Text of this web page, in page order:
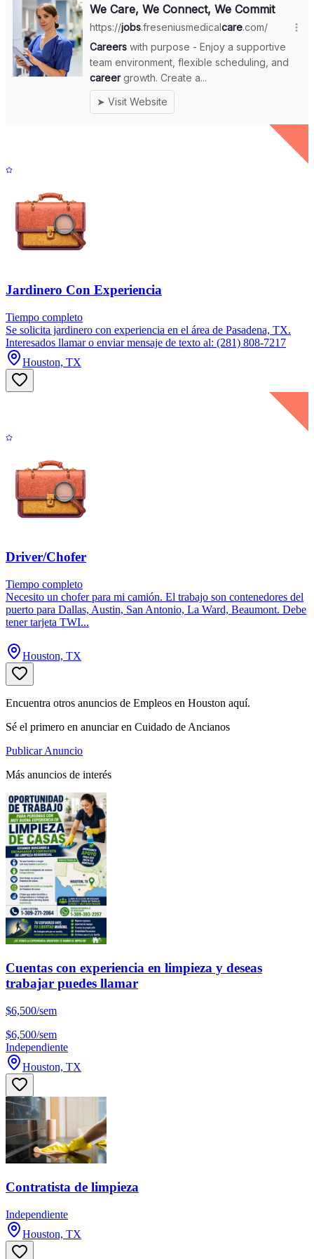
Jardinero Con Experiencia
Tiempo completo
Se solicita jardinero con experiencia en el área de Pasadena, TX.
Interesados llamar o enviar mensaje de texto al: (281) 808-7217
Houston, TX
Driver/Chofer
Tiempo completo
Necesito un chofer para mi camión. El trabajo son contenedores del
puerto para Dallas, Austin, San Antonio, La Ward, Beaumont. Debe
tener tarjeta TWI...
Houston, TX
Encuentra otros anuncios de Empleos en Houston aquí.
Sé el primero en anunciar en Cuidado de Ancianos
Publicar Anuncio
Más anuncios de interés
Cuentas con experiencia en limpieza y deseas
trabajar puedes llamar
$6,500/sem
$6,500/sem
Independiente
Houston, TX
Contratista de limpieza
Independiente
Houston, TX